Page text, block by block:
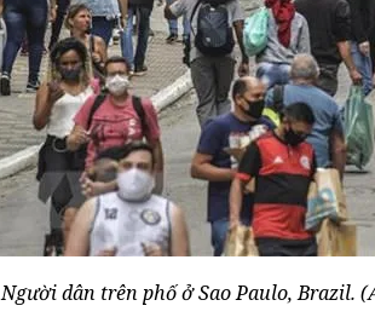
Người dân trên phố ở Sao Paulo, Brazil.